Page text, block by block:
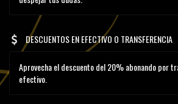
DESCUENTOS EN EFECTIVO O TRANSFERENCIA
Aprovecha el descuento del 20% abonando por
efectivo.